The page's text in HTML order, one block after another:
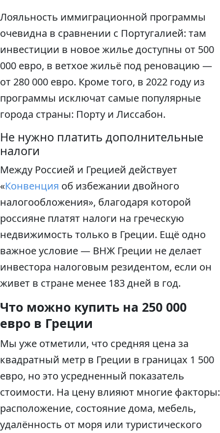
Лояльность иммиграционной программы
очевидна в сравнении с Португалией: там
инвестиции в новое жилье доступны от 500
000 евро, в ветхое жильё под реновацию —
от 280 000 евро. Кроме того, в 2022 году из
программы исключат самые популярные
города страны: Порту и Лиссабон.
Не нужно платить дополнительные
налоги
Между Россией и Грецией действует
«Конвенция об избежании двойного
налогообложения», благодаря которой
россияне платят налоги на греческую
недвижимость только в Греции. Ещё одно
важное условие — ВНЖ Греции не делает
инвестора налоговым резидентом, если он
живет в стране менее 183 дней в год.
Что можно купить на 250 000
евро в Греции
Мы уже отметили, что средняя цена за
квадратный метр в Греции в границах 1 500
евро, но это усредненный показатель
стоимости. На цену влияют многие факторы:
расположение, состояние дома, мебель,
удалённость от моря или туристического